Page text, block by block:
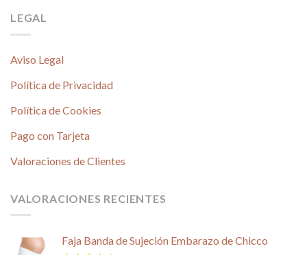
LEGAL
Aviso Legal
Política de Privacidad
Política de Cookies
Pago con Tarjeta
Valoraciones de Clientes
VALORACIONES RECIENTES
Faja Banda de Sujeción Embarazo de Chicco